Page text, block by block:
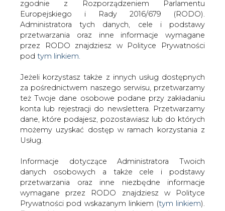
przez RODO znajdziesz w Polityce Prywatności
podtym linkiem.
Jeżeli korzystasz także z innych usług dostępnych
za pośrednictwem naszego serwisu, przetwarzamy
też Twoje dane osobowe podane przy zakładaniu
dane, które podajesz, pozostawiasz lub do których
możemy uzyskać dostęp w ramach korzystania z
Usług.
Informacje dotyczące Administratora Twoich
danych osobowych a także cele i podstawy
przetwarzania oraz inne niezbędne informacje
Prywatności pod wskazanym linkiem (tym linkiem).
Dane zbierane na potrzeby różnych usług mogą
być przetwarzane w różnych celach, na różnych
podstawach.
Strona główna / RYNEK GAZU / Gazoport i naftoport
na Litwie zwiększają dochody
drukuj
skomentuj
udostępnij:
Gazoport i naftoport na Litwie